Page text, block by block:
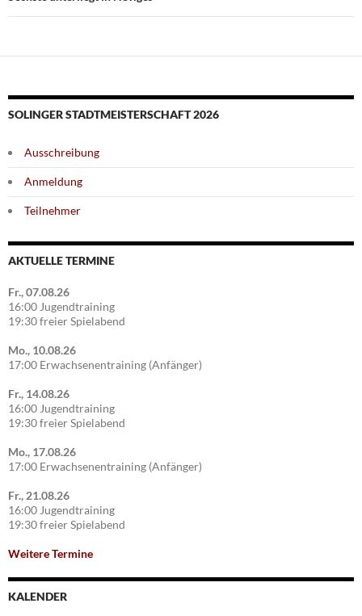
SOLINGER STADTMEISTERSCHAFT 2026
Ausschreibung
Anmeldung
Teilnehmer
AKTUELLE TERMINE
Fr., 07.08.26
16:00 Jugendtraining
19:30 freier Spielabend
Mo., 10.08.26
17:00 Erwachsenentraining (Anfänger)
Fr., 14.08.26
16:00 Jugendtraining
19:30 freier Spielabend
Mo., 17.08.26
17:00 Erwachsenentraining (Anfänger)
Fr., 21.08.26
16:00 Jugendtraining
19:30 freier Spielabend
Weitere Termine
KALENDER